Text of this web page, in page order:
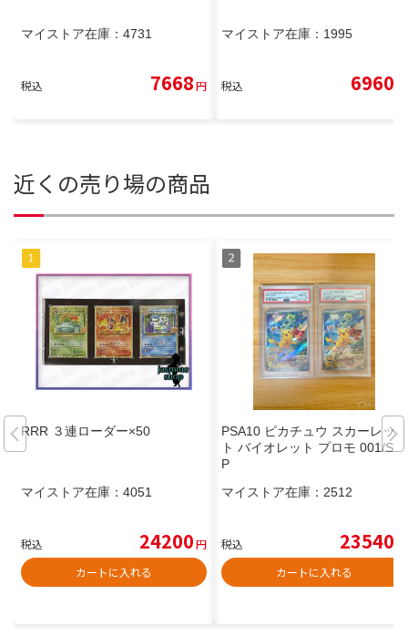
マイストア在庫： 4731
税込 7668円
マイストア在庫： 1995
税込 6960
近くの売り場の商品
RRR ３連ローダー×50
マイストア在庫： 4051
税込 24200円
カートに入れる
PSA10 ピカチュウ スカーレッ
ト バイオレット プロモ 001/SV-
P
マイストア在庫： 2512
税込 23540
カートに入れる